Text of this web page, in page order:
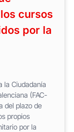
cursos
por la
la Ciudadanía
(FAC-
del plazo de
propios
por la